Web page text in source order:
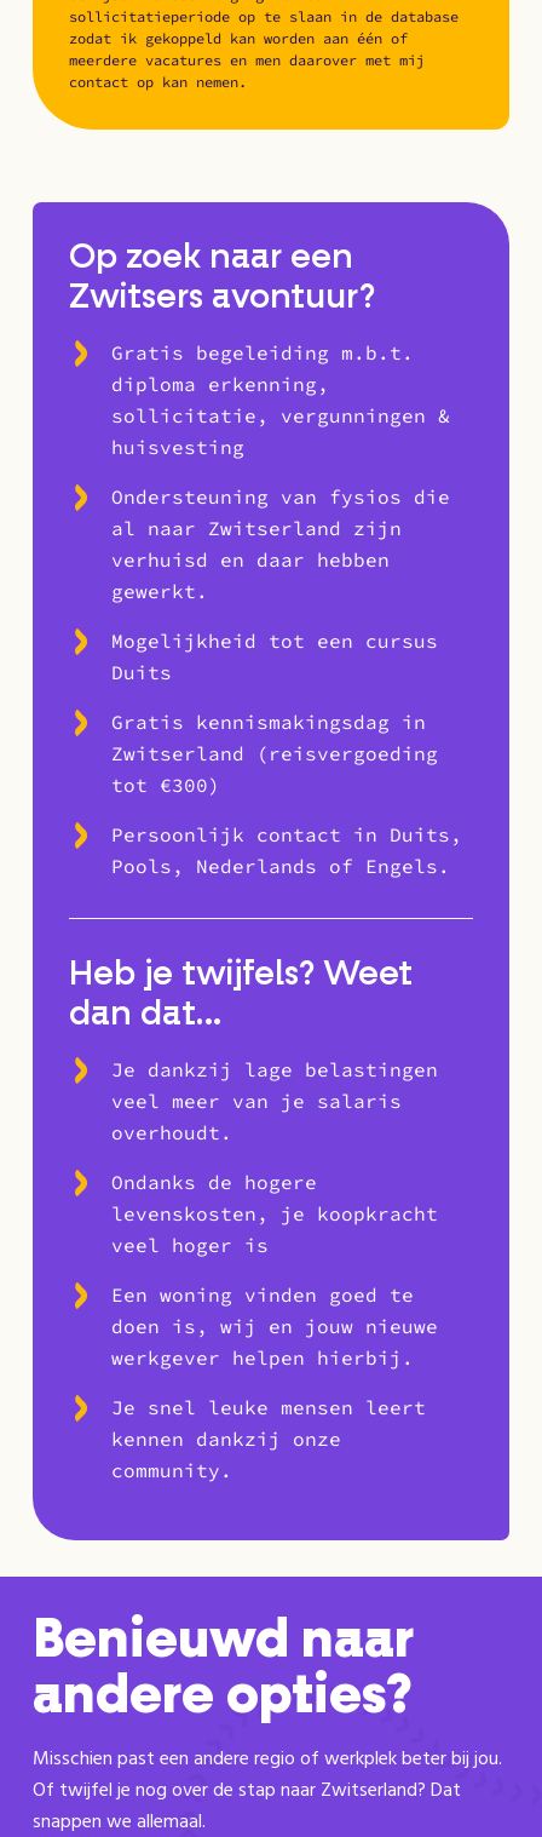
sollicitatieperiode op te slaan in de database
zodat ik gekoppeld kan worden aan één of
meerdere vacatures en men daarover met mij
contact op kan nemen.
Op zoek naar een
Zwitsers avontuur?
Gratis begeleiding m.b.t.
diploma erkenning,
sollicitatie, vergunningen &
huisvesting
Ondersteuning van fysios die
al naar Zwitserland zijn
verhuisd en daar hebben
gewerkt.
Mogelijkheid tot een cursus
Duits
Gratis kennismakingsdag in
Zwitserland (reisvergoeding
tot €300)
Persoonlijk contact in Duits,
Pools, Nederlands of Engels.
Heb je twijfels? Weet
dan dat…
Je dankzij lage belastingen
veel meer van je salaris
overhoudt.
Ondanks de hogere
levenskosten, je koopkracht
veel hoger is
Een woning vinden goed te
doen is, wij en jouw nieuwe
werkgever helpen hierbij.
Je snel leuke mensen leert
kennen dankzij onze
community.
Benieuwd naar
andere opties?
Misschien past een andere regio of werkplek beter bij jou.
Of twijfel je nog over de stap naar Zwitserland? Dat
snappen we allemaal.